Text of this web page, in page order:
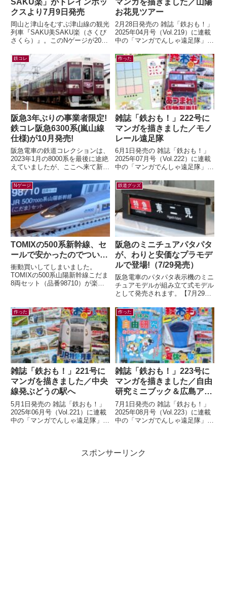
クスより7月9日発売
岡山と津山をむすぶ津山線の観光
列車『SAKU美SAKU楽（さくび
さくら）』。このNゲージが2026
ックスにて限定販売されます...
お花見ツアー
2月28日発売の 雑誌「鉄おも！」
2025年04月号（Vol.219）に連載
中の「マンガでんしゃ遠足隊」最
ロマンの山陽お花見ツアー...
鉄コレ
阪急3年ぶりの事業者限定!
鉄コレ阪急6300系(嵐山線
仕様)が10月発売!
阪急電車の鉄道コレクションは、
2023年1月の8000系を最後に途絶
えていましたが、ここへ来て新製
さよなら阪急6300系（嵐山線
仕...
作った
雑誌「鉄おも！」222号に
マンガを描きました／モノ
レール遠足隊
6月1日発売の 雑誌「鉄おも！」
2025年07月号（Vol.222）に連載
中の「マンガでんしゃ遠足隊」最
がる？ぶらさがる？それゆけ...
Nゲージ
TOMIXの500系新幹線、セ
ールで安かったのでつい…
衝動買いしてしまいました。
TOMIXの500系山陽新幹線こだま
8両セット（品番98710）が楽天
は...
鉄道グッズ
阪急のミニチュアパタパタ
が、わりと安価なプラモデ
ルで登場!（7/29発売）
阪急電車のパタパタ表示機のミニ
チュアモデルが組み立て式モデル
として発売されます。【7月29日
タパタ表示機が新登場！（HAN...
作った
雑誌「鉄おも！」221号に
マンガを描きました／中央
線発ぶどうの駅へ
5月1日発売の 雑誌「鉄おも！」
2025年06月号（Vol.221）に連載
中の「マンガでんしゃ遠足隊」最
作った
雑誌「鉄おも！」223号に
マンガを描きました／自由
研究ミニブック＆広島アス
トラムライン編
7月1日発売の 雑誌「鉄おも！」
2025年08月号（Vol.223）に連載
中の「マンガでんしゃ遠足隊」最
スポンサーリンク